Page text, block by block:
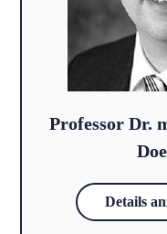
Professor Dr.
Details